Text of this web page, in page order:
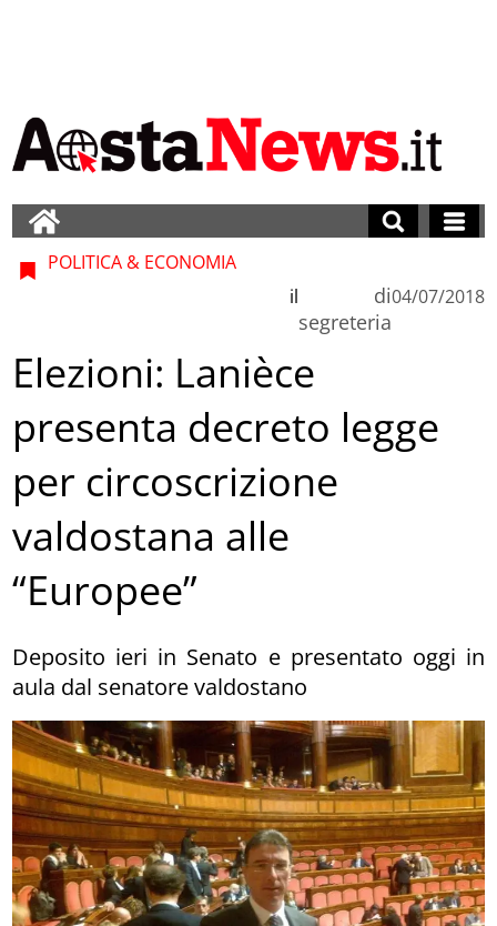
POLITICA & ECONOMIA
di
segreteria
il 04/07/2018
Elezioni: Lanièce
presenta decreto legge
per circoscrizione
valdostana alle
“Europee”
Deposito ieri in Senato e presentato oggi in
aula dal senatore valdostano